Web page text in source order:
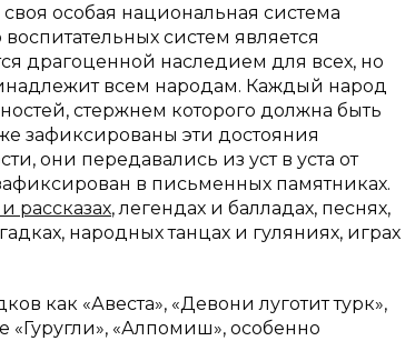
особая национальная система
систем является
драгоценной наследием для всех, но
всем народам. Каждый народ
стержнем которого должна быть
зафиксированы эти достояния
они передавались из уст в уста от
в письменных памятниках.
рассказах, легендах и балладах, песнях,
народных танцах и гуляниях, играх
как «Авеста», «Девони луготит турк»,
«Гуругли», «Алпомиш», особенно